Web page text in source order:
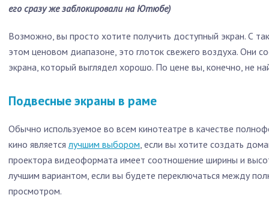
его сразу же заблокировали на Ютюбе)
Возможно, вы просто хотите получить доступный экран. С
этом ценовом диапазоне, это глоток свежего воздуха. Они
экрана, который выглядел хорошо. По цене вы, конечно, не
Подвесные экраны в раме
Обычно используемое во всем кинотеатре в качестве
кино являетсялучшим выбором, если вы хотите создать
проектора видеоформата имеет соотношение ширины и
лучшим вариантом, если вы будете переключаться между
просмотром.